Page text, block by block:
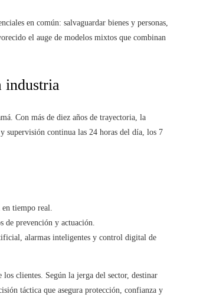
en común: salvaguardar bienes y personas,
el auge de modelos mixtos que combinan
industria
Con más de diez años de trayectoria, la
supervisión continua las 24 horas del día, los 7
en tiempo real.
de prevención y actuación.
alarmas inteligentes y control digital de
clientes. Según la jerga del sector, destinar
táctica que asegura protección, confianza y